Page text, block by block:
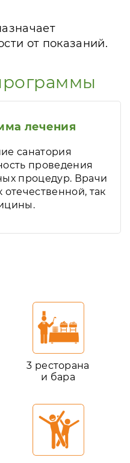
от показаний.
лечения
санатория
проведения
процедур. Врачи
так
3 ресторана
и бара